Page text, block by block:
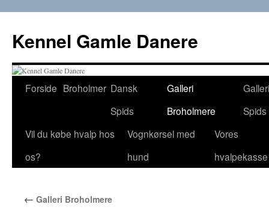
indhold
Kennel Gamle Danere
Forside Broholmer Dansk
Spids
Galleri
Broholmere
Spids
Vil du købe hvalp hos
os?
Vognkørsel med
hund
Vores
hvalpekasse
← Galleri Broholmere